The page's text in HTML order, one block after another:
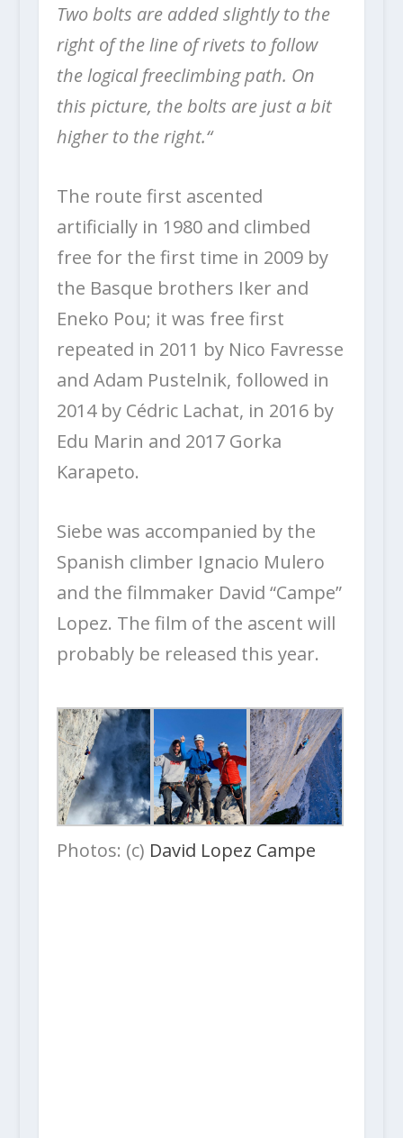
Two bolts are added slightly to the
right of the line of rivets to follow
the logical freeclimbing path. On
this picture, the bolts are just a bit
higher to the right.“
The route first ascented
artificially in 1980 and climbed
free for the first time in 2009 by
the Basque brothers Iker and
Eneko Pou; it was free first
repeated in 2011 by Nico Favresse
and Adam Pustelnik, followed in
2014 by Cédric Lachat, in 2016 by
Edu Marin and 2017 Gorka
Karapeto.
Siebe was accompanied by the
Spanish climber Ignacio Mulero
and the filmmaker David “Campe”
Lopez. The film of the ascent will
probably be released this year.
Photos: (c) David Lopez Campe